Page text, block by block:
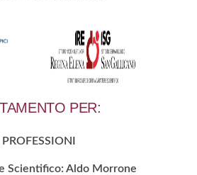
PER:
Scientifico: Aldo Morrone